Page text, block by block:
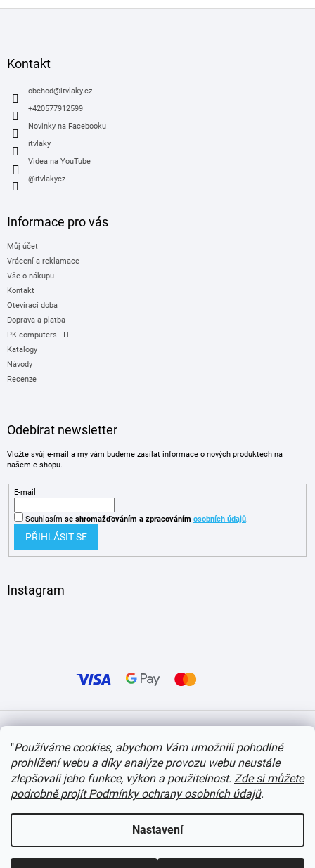
"Používáme cookies, abychom Vám umožnili pohodlné
prohlížení webu a díky analýze provozu webu neustále
zlepšovali jeho funkce, výkon a použitelnost. Zde si můžete
podrobně projít Podmínky ochrany osobních údajů.
Nastavení
Kontakt
obchod@itvlaky.cz
+420577912599
Novinky na Facebooku
itvlaky
Videa na YouTube
@itvlakycz
Informace pro vás
Můj účet
Vrácení a reklamace
Vše o nákupu
Kontakt
Otevírací doba
Doprava a platba
PK computers - IT
Katalogy
Návody
Recenze
Odebírat newsletter
Vložte svůj e-mail a my vám budeme zasílat informace o nových produktech na
našem e-shopu.
E-mail
Souhlasím se shromažďováním a zpracováním osobních údajů.
PŘIHLÁSIT SE
Instagram
Copyright 2026 itvlaky.cz . Všechna práva vyhrazena. Upravit nastavení cookies